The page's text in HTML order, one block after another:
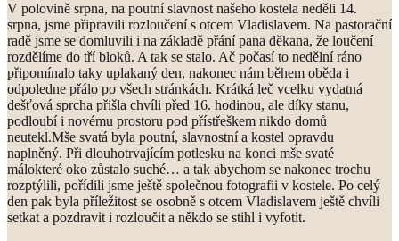
V polovině srpna, na poutní slavnost našeho kostela neděli 14.
srpna, jsme připravili rozloučení s otcem Vladislavem. Na pastorační
radě jsme se domluvili i na základě přání pana děkana, že loučení
rozdělíme do tří bloků. A tak se stalo. Ač počasí to nedělní ráno
připomínalo taky uplakaný den, nakonec nám během oběda i
odpoledne přálo po všech stránkách. Krátká leč vcelku vydatná
dešťová sprcha přišla chvíli před 16. hodinou, ale díky stanu,
podloubí i novému prostoru pod přístřeškem nikdo domů
neutekl.Mše svatá byla poutní, slavnostní a kostel opravdu
naplněný. Při dlouhotrvajícím potlesku na konci mše svaté
málokteré oko zůstalo suché… a tak abychom se nakonec trochu
rozptýlili, pořídili jsme ještě společnou fotografii v kostele. Po celý
den pak byla příležitost se osobně s otcem Vladislavem ještě chvíli
setkat a pozdravit i rozloučit a někdo se stihl i vyfotit.